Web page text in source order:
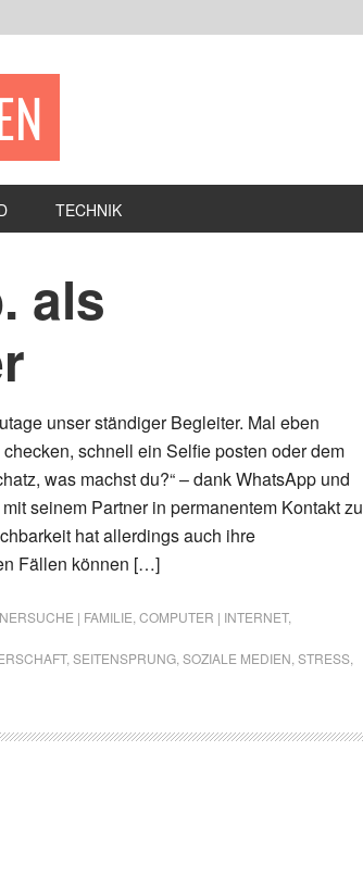
TECHNIK
als
unser ständiger Begleiter. Mal eben
schnell ein Selfie posten oder dem
was machst du?“ – dank WhatsApp und
seinem Partner in permanentem Kontakt zu
hat allerdings auch ihre
Fällen können […]
| FAMILIE COMPUTER | INTERNET,
, SEITENSPRUNG SOZIALE MEDIEN STRESS